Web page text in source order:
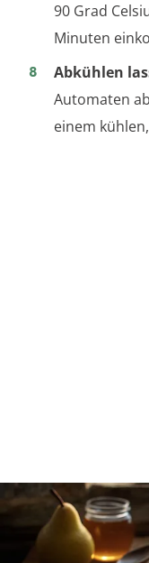
90 Grad
Minuten
Abkühlen
Automaten
einem